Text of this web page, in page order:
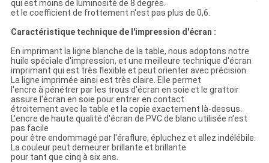
qui est moins de luminosité de 8 degrés.
et le coefficient de frottement n'est pas plus de 0,6.
Caractéristique technique de l'impression d'écran :
En imprimant la ligne blanche de la table, nous adoptons notre
huile spéciale d'impression, et une meilleure technique d'écran
imprimant qui est très flexible et peut orienter avec précision.
La ligne imprimée ainsi est très claire. Elle permet
l'encre à pénétrer par les trous d'écran en soie et le grattoir
assure l'écran en soie pour entrer en contact
étroitement avec la table et la copie exactement là-dessus.
L'encre de haute qualité d'écran de PVC de blanc utilisée n'est
pas facile
pour être endommagé par l'éraflure, épluchez et allez indélébile.
La couleur peut demeurer brillante et brillante
pour tant que cinq à six ans.